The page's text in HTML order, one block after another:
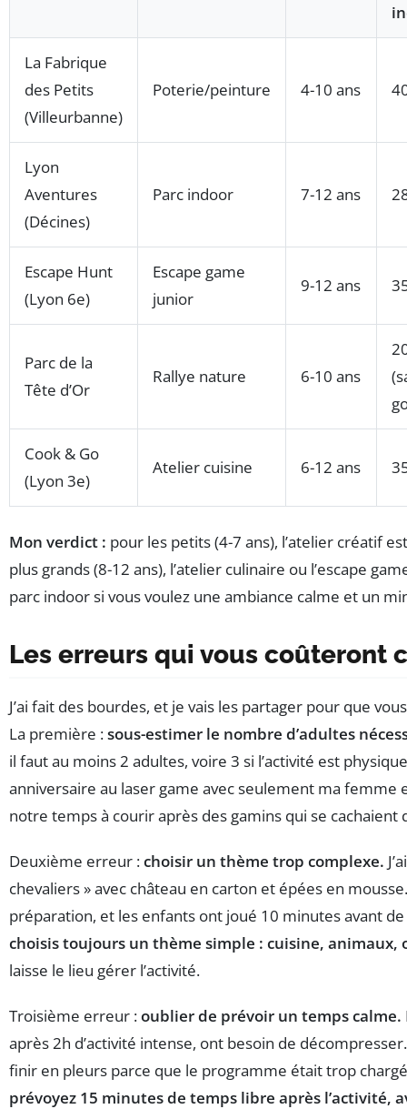
La Fabrique
des Petits
(Villeurbanne)
Poterie/peinture 4-10 ans
Lyon
Aventures
(Décines)
Parc indoor 7-12 ans
Escape Hunt
(Lyon 6e)
Escape game
junior
9-12 ans
Parc de la
Tête d’Or
Rallye nature 6-10 ans
Cook & Go
(Lyon 3e)
Atelier cuisine 6-12 ans
Mon verdict : pour les petits (4-7 ans), l’atelier créatif
plus grands (8-12 ans), l’atelier culinaire ou l’escape
parc indoor si vous voulez une ambiance calme et un
Les erreurs qui vous coûteront
J’ai fait des bourdes, et je vais les partager pour que
La première :sous-estimer le nombre d’adultes
il faut au moins 2 adultes, voire 3 si l’activité est
anniversaire au laser game avec seulement ma femme
notre temps à courir après des gamins qui se cachaient
Deuxième erreur :choisir un thème trop complexe.
chevaliers » avec château en carton et épées en
préparation, et les enfants ont joué 10 minutes avant
choisis toujours un thème simple : cuisine, animaux,
laisse le lieu gérer l’activité.
Troisième erreur :oublier de prévoir un temps calme.
après 2h d’activité intense, ont besoin de décompresser.
finir en pleurs parce que le programme était trop
prévoyez 15 minutes de temps libre après l’activité,